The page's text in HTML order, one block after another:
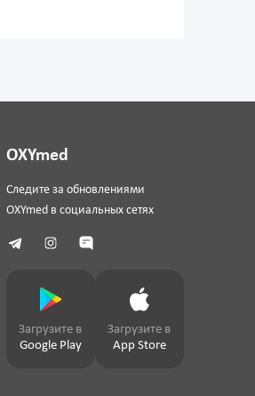
OXYmed
Следите за обновлениями
OXYmed в социальных сетях
Загрузите в
Google Play
Загрузите в
App Store